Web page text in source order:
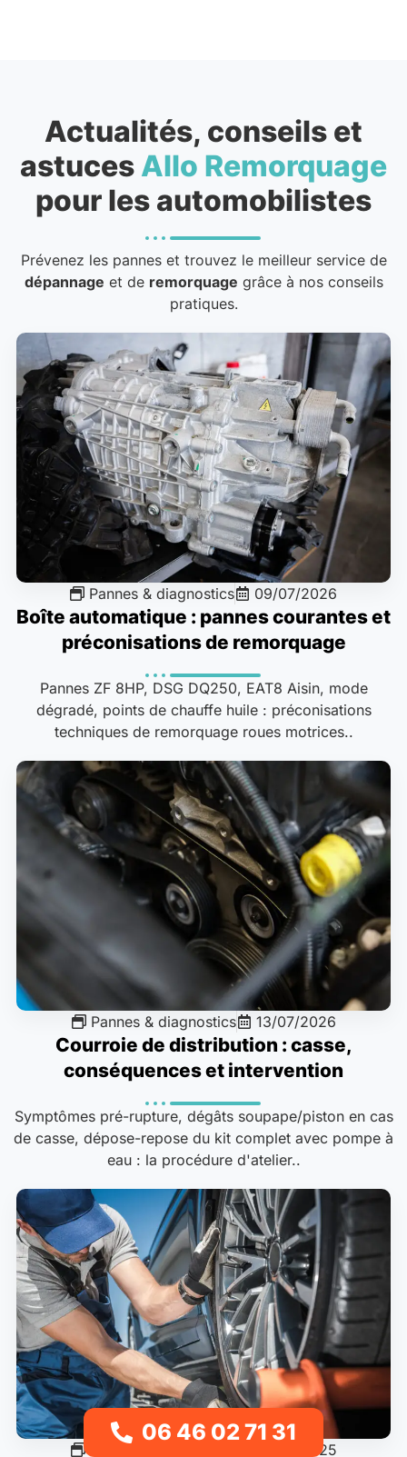
Actualités, conseils et
astuces Allo Remorquage
pour les automobilistes
Prévenez les pannes et trouvez le meilleur service de
dépannage et de remorquage grâce à nos conseils
pratiques.
Pannes & diagnostics 09/07/2026
Boîte automatique : pannes courantes et
préconisations de remorquage
Pannes ZF 8HP, DSG DQ250, EAT8 Aisin, mode
dégradé, points de chauffe huile : préconisations
techniques de remorquage roues motrices..
Pannes & diagnostics 13/07/2026
Courroie de distribution : casse,
conséquences et intervention
Symptômes pré-rupture, dégâts soupape/piston en cas
de casse, dépose-repose du kit complet avec pompe à
eau : la procédure d'atelier..
Choisir un dépanneur 16/08/2025
06 46 02 71 31